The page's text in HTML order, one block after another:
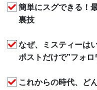
簡単にスグできる！
裏技
なぜ、ミスティーは
ポストだけで”フォ
これからの時代、ど